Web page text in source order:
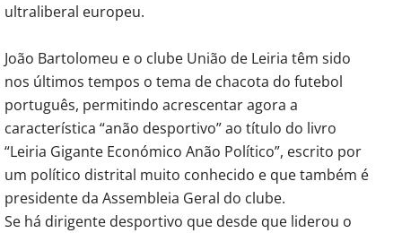
ultraliberal europeu.
João Bartolomeu e o clube União de Leiria têm sido
nos últimos tempos o tema de chacota do futebol
português, permitindo acrescentar agora a
característica “anão desportivo” ao título do livro
“Leiria Gigante Económico Anão Político”, escrito por
um político distrital muito conhecido e que também é
presidente da Assembleia Geral do clube.
Se há dirigente desportivo que desde que liderou o